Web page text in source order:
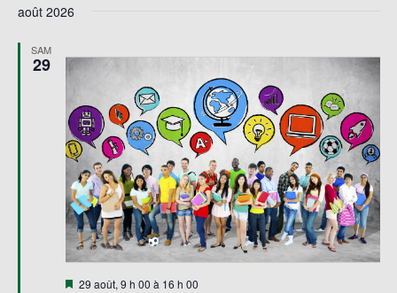
vues
une
août 2026
SAM
29
Mis
29 août, 9 h 00 à 16 h 00